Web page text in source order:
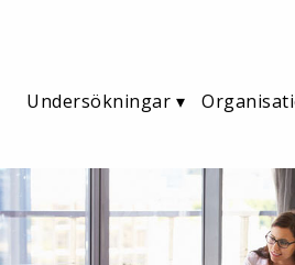
Undersökningar